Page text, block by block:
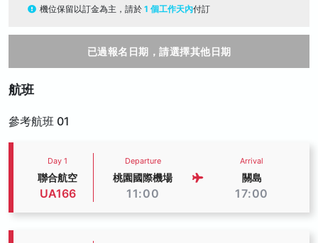
機位保留以訂金為主，請於 1 個工作天內付訂
已過報名日期，請選擇其他日期
航班
參考航班 01
Day 1
聯合航空
UA166
Departure
桃園國際機場
11:00
Arrival
關島
17:00